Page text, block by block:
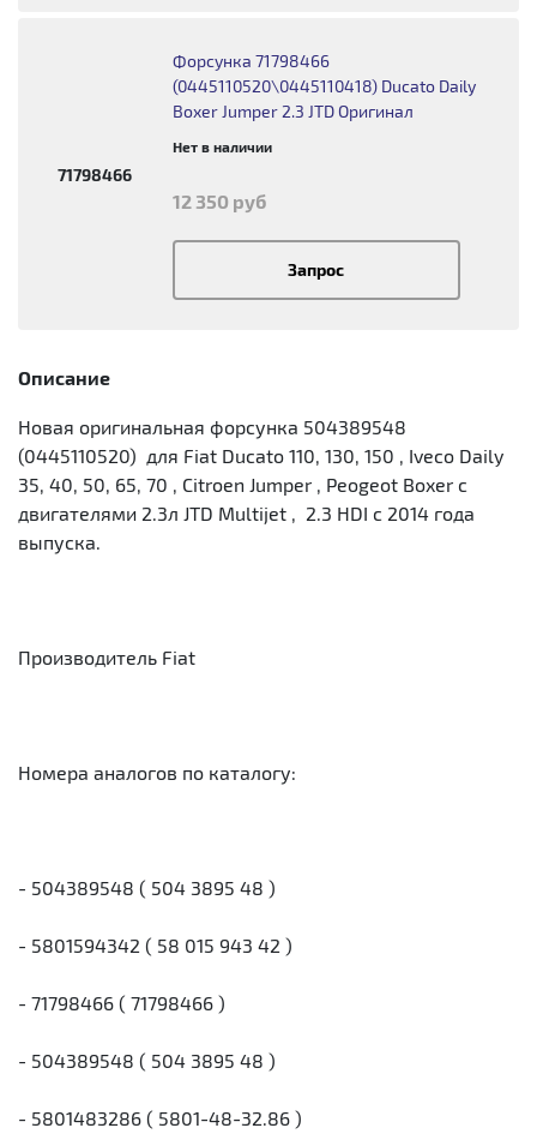
71798466
Форсунка 71798466
(0445110520\0445110418) Ducato Daily
Boxer Jumper 2.3 JTD Оригинал
Нет в наличии
12 350 руб
Запрос
Описание
Новая оригинальная форсунка 504389548
(0445110520) для Fiat Ducato 110, 130, 150 , Iveco Daily
35, 40, 50, 65, 70 , Citroen Jumper , Peogeot Boxer с
двигателями 2.3л JTD Multijet , 2.3 HDI с 2014 года
выпуска.
Производитель Fiat
Номера аналогов по каталогу:
- 504389548 ( 504 3895 48 )
- 5801594342 ( 58 015 943 42 )
- 71798466 ( 71798466 )
- 504389548 ( 504 3895 48 )
- 5801483286 ( 5801-48-32.86 )